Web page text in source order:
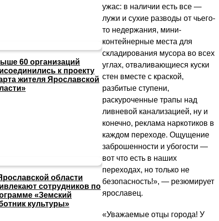
60 организаций
к проекту
жителя Ярославской
области
сотрудников по
«Земский
культуры»
ужас: в наличии есть все —
лужи и сухие разводы от чьего-
то недержания, мини-
контейнерные места для
складирования мусора во всех
углах, отваливающиеся куски
стен вместе с краской,
разбитые ступени,
раскуроченные трапы над
ливневой канализацией, ну и
конечно, реклама наркотиков в
каждом переходе. Ощущение
заброшенности и убогости —
вот что есть в наших
переходах, но только не
безопасность!», — резюмирует
ярославец.
«Уважаемые отцы города! У